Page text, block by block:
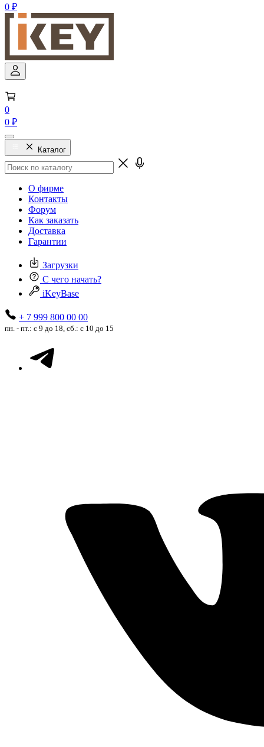
0 ₽
0
0 ₽
Каталог
О фирме
Контакты
Форум
Как заказать
Доставка
Гарантии
Загрузки
С чего начать?
iKeyBase
+ 7 999 800 00 00
пн. - пт.: с 9 до 18, сб.: с 10 до 15